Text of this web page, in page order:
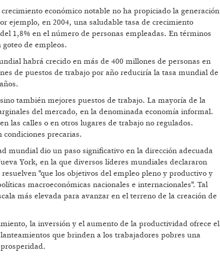
económico notable no ha propiciado la generación
ejemplo, en 2004, una saludable tasa de crecimiento
1,8% en el número de personas empleadas. En términos
de empleos.
habrá crecido en más de 400 millones de personas en
de puestos de trabajo por año reduciría la tasa mundial de
también mejores puestos de trabajo. La mayoría de la
del mercado, en la denominada economía informal.
las calles o en otros lugares de trabajo no regulados.
precarias.
mundial dio un paso significativo en la dirección adecuada
York, en la que diversos líderes mundiales declararon
"que los objetivos del empleo pleno y productivo y
macroeconómicas nacionales e internacionales". Tal
más elevada para avanzar en el terreno de la creación de
la inversión y el aumento de la productividad ofrece el
que brinden a los trabajadores pobres una